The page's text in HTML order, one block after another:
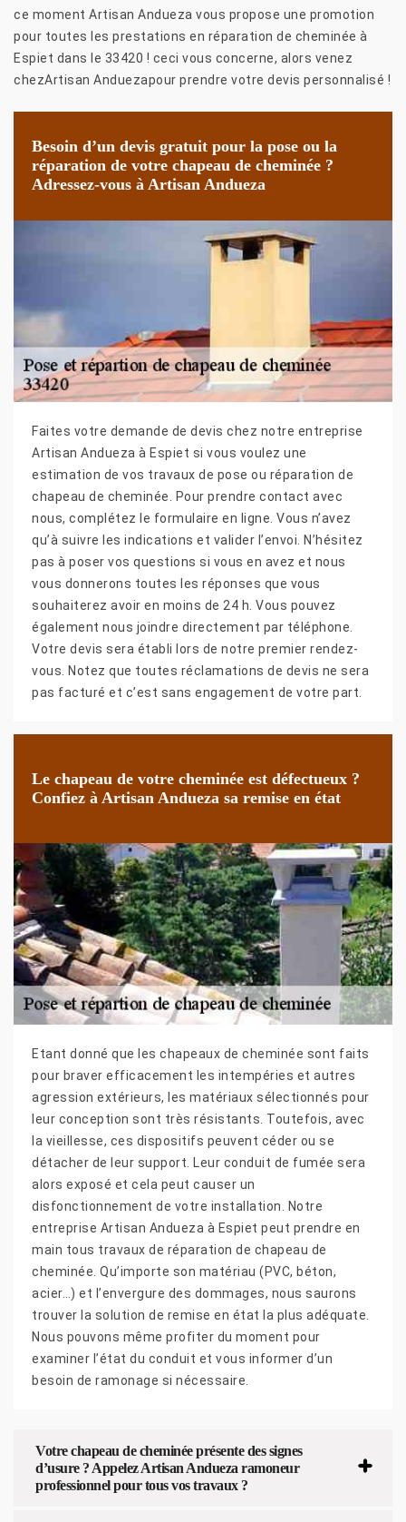
ce moment Artisan Andueza vous propose une promotion
pour toutes les prestations en réparation de cheminée à
Espiet dans le 33420 ! ceci vous concerne, alors venez
chezArtisan Anduezapour prendre votre devis personnalisé !
Besoin d’un devis gratuit pour la pose ou la
réparation de votre chapeau de cheminée ?
Adressez-vous à Artisan Andueza
Faites votre demande de devis chez notre entreprise
Artisan Andueza à Espiet si vous voulez une
estimation de vos travaux de pose ou réparation de
chapeau de cheminée. Pour prendre contact avec
nous, complétez le formulaire en ligne. Vous n’avez
qu’à suivre les indications et valider l’envoi. N’hésitez
pas à poser vos questions si vous en avez et nous
vous donnerons toutes les réponses que vous
souhaiterez avoir en moins de 24 h. Vous pouvez
également nous joindre directement par téléphone.
Votre devis sera établi lors de notre premier rendez-
vous. Notez que toutes réclamations de devis ne sera
pas facturé et c’est sans engagement de votre part.
Le chapeau de votre cheminée est défectueux ?
Confiez à Artisan Andueza sa remise en état
Etant donné que les chapeaux de cheminée sont faits
pour braver efficacement les intempéries et autres
agression extérieurs, les matériaux sélectionnés pour
leur conception sont très résistants. Toutefois, avec
la vieillesse, ces dispositifs peuvent céder ou se
détacher de leur support. Leur conduit de fumée sera
alors exposé et cela peut causer un
disfonctionnement de votre installation. Notre
entreprise Artisan Andueza à Espiet peut prendre en
main tous travaux de réparation de chapeau de
cheminée. Qu’importe son matériau (PVC, béton,
acier…) et l’envergure des dommages, nous saurons
trouver la solution de remise en état la plus adéquate.
Nous pouvons même profiter du moment pour
examiner l’état du conduit et vous informer d’un
besoin de ramonage si nécessaire.
Votre chapeau de cheminée présente des signes
d’usure ? Appelez Artisan Andueza ramoneur
professionnel pour tous vos travaux ?